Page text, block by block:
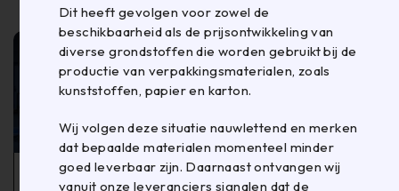
FOLIE,MACHINES ,PALLETS
Dit heeft gevolgen voor zowel de
beschikbaarheid als de prijsontwikkeling van
diverse grondstoffen die worden gebruikt bij de
productie van verpakkingsmaterialen, zoals
kunststoffen, papier en karton.
Wij volgen deze situatie nauwlettend en merken
dat bepaalde materialen momenteel minder
goed leverbaar zijn. Daarnaast ontvangen wij
vanuit onze leveranciers signalen dat de